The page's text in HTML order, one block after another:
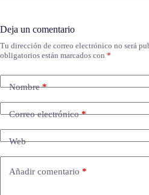
Deja un comentario
Tu dirección de correo electrónico no será
obligatorios están marcados con *
Nombre*
Correo electrónico*
Web
Añadir comentario *